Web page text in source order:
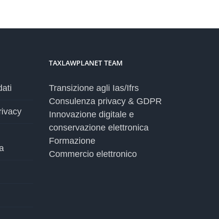
TAXLAWPLANET TEAM
Transizione agli Ias/Ifrs
Consulenza privacy & GDPR
Innovazione digitale e
conservazione elettronica
Formazione
Commercio elettronico